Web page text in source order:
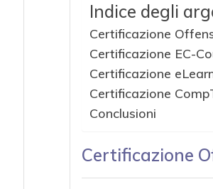
Indice degli
Certificazione
Certificazione EC-
Certificazione
Certificazione
Conclusioni
Certificazione